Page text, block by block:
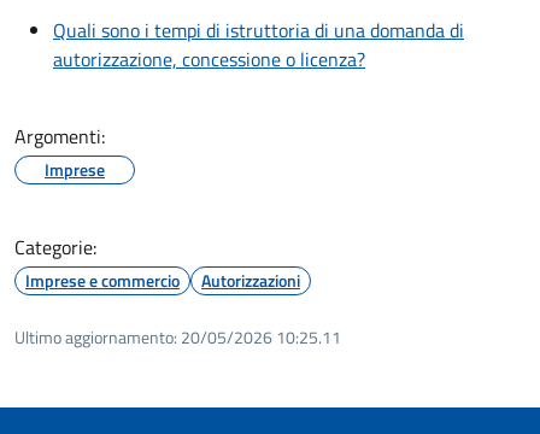
Quali sono i tempi di istruttoria di una domanda di
autorizzazione, concessione o licenza?
Argomenti:
Imprese
Categorie:
Imprese e commercio Autorizzazioni
Ultimo aggiornamento: 20/05/2026 10:25.11